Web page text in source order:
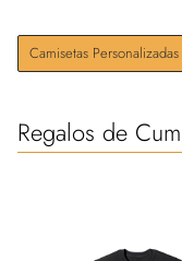
Camisetas
Regalos de